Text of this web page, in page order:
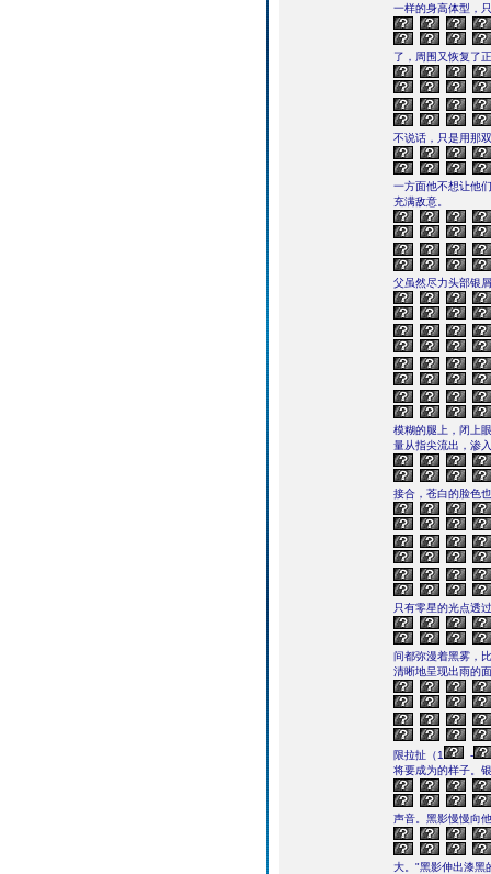
一样的身高体型，
了，周围又恢复了
不说话，只是用那
一方面他不想让他
充满敌意。
父虽然尽力头部银
模糊的腿上，闭上
量从指尖流出，渗
接合，苍白的脸色
只有零星的光点透
间都弥漫着黑雾，
清晰地呈现出雨的
限拉扯（1
-
将要成为的样子。
声音。黑影慢慢向
大。"黑影伸出漆黑